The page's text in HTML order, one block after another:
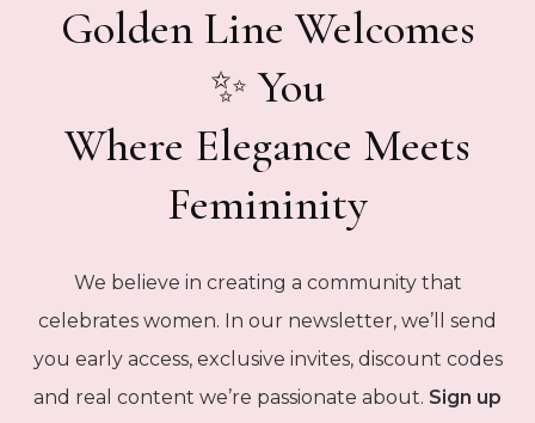
Golden Line Welcomes
You ✨
Where Elegance Meets
Femininity
We believe in creating a community that
celebrates women. In our newsletter, we’ll send
you early access, exclusive invites, discount codes
and real content we’re passionate about. Sign up